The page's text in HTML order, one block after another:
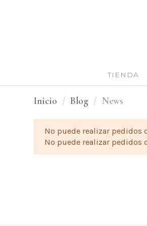
TIENDA
Inicio Blog News
No puede realizar pedidos
No puede realizar pedidos